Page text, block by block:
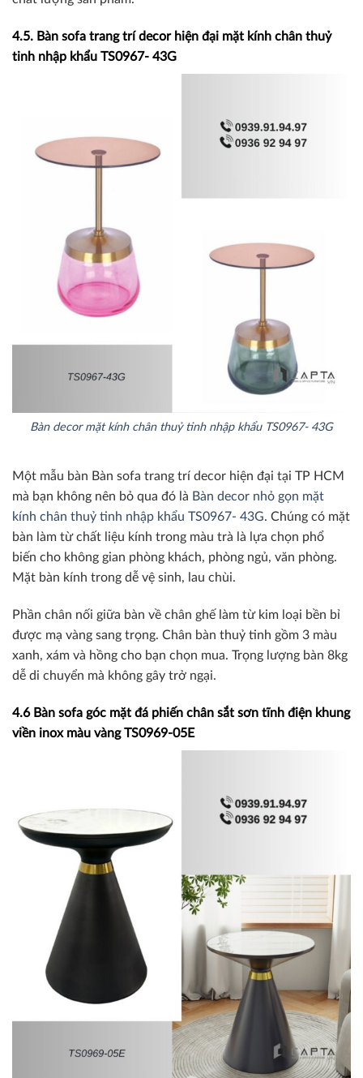
4.5. Bàn sofa trang trí decor hiện đại mặt kính chân thuỷ
tinh nhập khẩu TS0967- 43G
Bàn decor mặt kính chân thuỷ tinh nhập khẩu TS0967- 43G
Một mẫu bàn Bàn sofa trang trí decor hiện đại tại TP HCM
mà bạn không nên bỏ qua đó là Bàn decor nhỏ gọn mặt
kính chân thuỷ tinh nhập khẩu TS0967- 43G. Chúng có mặt
bàn làm từ chất liệu kính trong màu trà là lựa chọn phổ
biến cho không gian phòng khách, phòng ngủ, văn phòng.
Mặt bàn kính trong dễ vệ sinh, lau chùi.
Phần chân nối giữa bàn về chân ghế làm từ kim loại bền bỉ
được mạ vàng sang trọng. Chân bàn thuỷ tinh gồm 3 màu
xanh, xám và hồng cho bạn chọn mua. Trọng lượng bàn 8kg
dễ di chuyển mà không gây trở ngại.
4.6 Bàn sofa góc mặt đá phiến chân sắt sơn tĩnh điện khung
viền inox màu vàng TS0969-05E